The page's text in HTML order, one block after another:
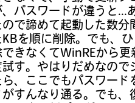
、パスワードが違うと...
ので諦めて起動した数
KBを順に削除。でも、
できなくてWinREから
試す。やはりだめなので
ら、ここでもパスワー
がすんなり通る。でも